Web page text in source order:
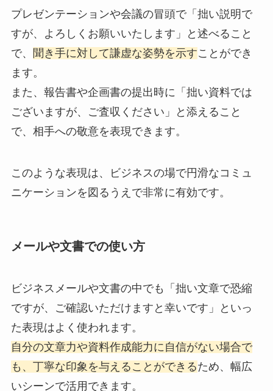
プレゼンテーションや会議の冒頭で「拙い説明で
すが、よろしくお願いいたします」と述べること
で、
聞き手に対して謙虚な姿勢を示すことができ
ます。
また、報告書や企画書の提出時に「拙い資料では
ございますが、ご査収ください」と添えること
で、相手への敬意を表現できます。
このような表現は、ビジネスの場で円滑なコミュ
ニケーションを図るうえで非常に有効です。
メールや文書での使い方
ビジネスメールや文書の中でも「拙い文章で恐縮
ですが、ご確認いただけますと幸いです」といっ
た表現はよく使われます。
自分の文章力や資料作成能力に自信がない場合で
も、丁寧な印象を与えることができるため、幅広
いシーンで活用できます。